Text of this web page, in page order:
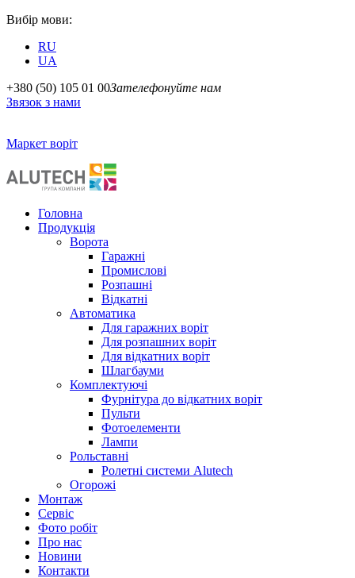
Вибір мови:
RU
UA
+380 (50) 105 01 00Зателефонуйте нам
Звязок з нами
Маркет воріт
Головна
Продукція
Ворота
Гаражні
Промислові
Розпашні
Відкатні
Автоматика
Для гаражних воріт
Для розпашних воріт
Для відкатних воріт
Шлагбауми
Комплектуючі
Фурнітура до відкатних воріт
Пульти
Фотоелементи
Лампи
Рольставні
Ролетні системи Alutech
Огорожі
Монтаж
Сервіс
Фото робіт
Про нас
Новини
Контакти